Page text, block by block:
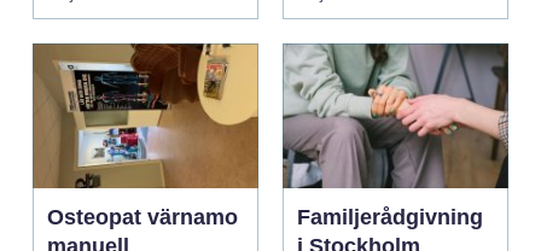
och...
Osteopat värnamo
manuell
Familjerådgivning
i Stockholm